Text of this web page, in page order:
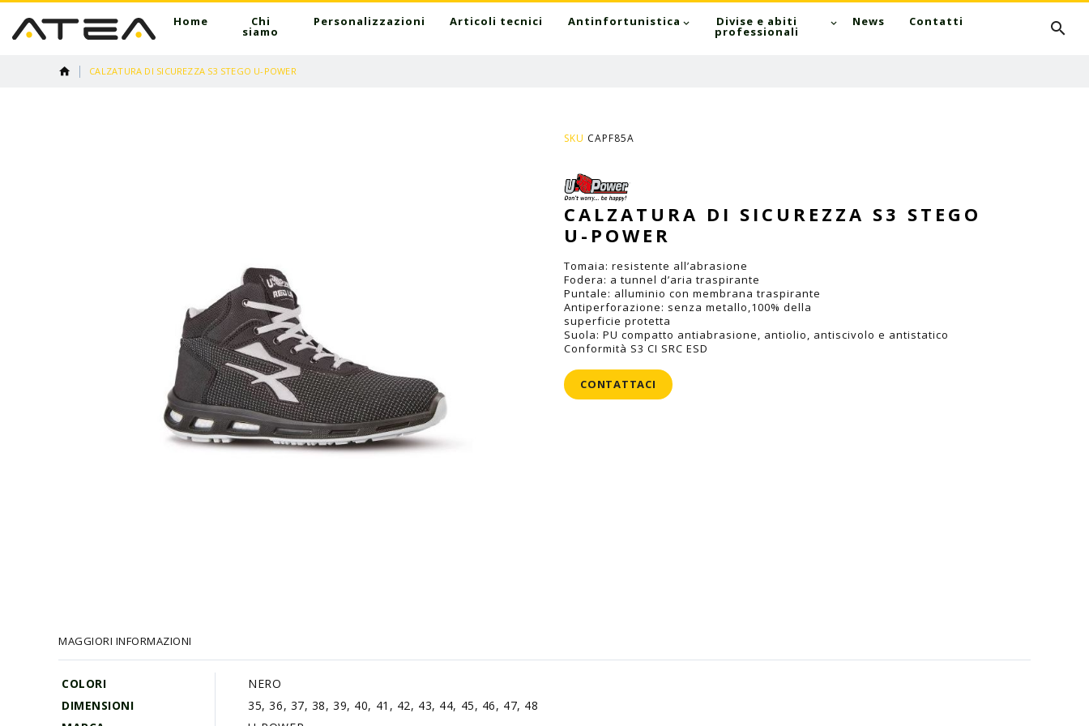
Home Chi
siamo
Personalizzazioni Articoli tecnici Antinfortunistica Divise e abiti
professionali
News Contatti Cerca
CALZATURA DI SICUREZZA S3 STEGO U-POWER
di
immagini
SKU CAPF85A
CALZATURA DI SICUREZZA S3 STEGO
U-POWER
Tomaia: resistente all’abrasione
Fodera: a tunnel d’aria traspirante
Puntale: alluminio con membrana traspirante
Antiperforazione: senza metallo,100% della
superficie protetta
Suola: PU compatto antiabrasione, antiolio, antiscivolo e antistatico
Conformità S3 CI SRC ESD
CONTATTACI
MAGGIORI INFORMAZIONI
COLORI
NERO
DIMENSIONI
35, 36, 37, 38, 39, 40, 41, 42, 43, 44, 45, 46, 47, 48